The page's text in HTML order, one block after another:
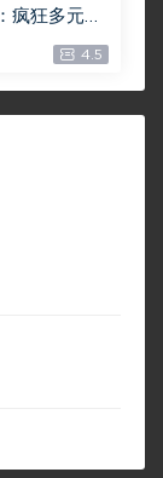
疯狂多元宇
115网盘】 –
in th
of Madn
4.5